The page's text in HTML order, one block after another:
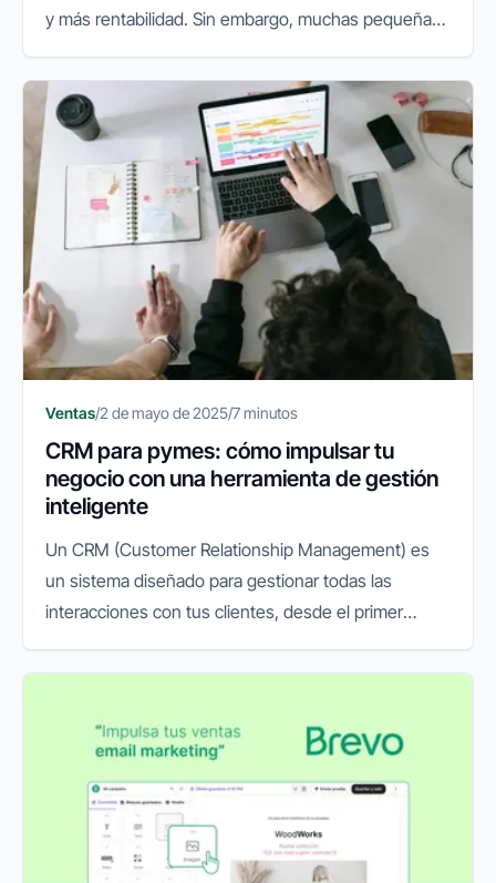
y más rentabilidad. Sin embargo, muchas pequeñas
campañas realmente...
Ventas/2 de mayo de 2025/7 minutos
CRM para pymes: cómo impulsar tu
negocio con una herramienta de gestión
inteligente
Un CRM (Customer Relationship Management) es
un sistema diseñado para gestionar todas las
interacciones con tus clientes, desde el primer
centralizar la información...